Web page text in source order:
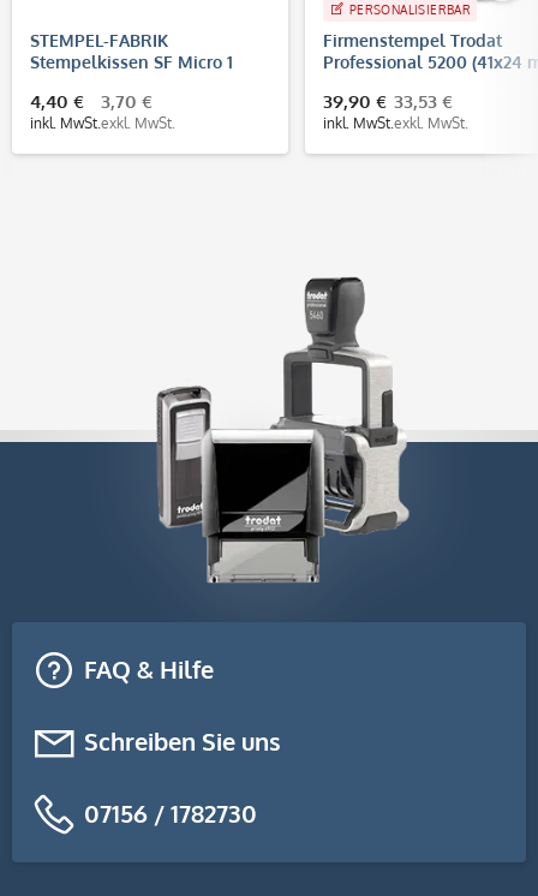
STEMPEL-FABRIK
Stempelkissen SF Micro 1
4,40 €
inkl. MwSt.
3,70 €
exkl. MwSt.
PERSONALISIERBAR
Firmenstempel Trodat
Professional 5200 (41x24
39,90 €
inkl. MwSt.
33,53 €
exkl. MwSt.
FAQ & Hilfe
Schreiben Sie uns
07156 / 1782730